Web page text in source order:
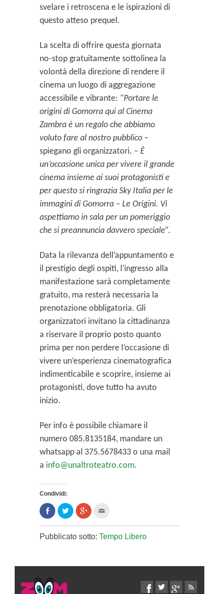
svelare i retroscena e le ispirazioni di
questo atteso prequel.
La scelta di offrire questa giornata
no-stop gratuitamente sottolinea la
volontà della direzione di rendere il
cinema un luogo di aggregazione
accessibile e vibrante: “Portare le
origini di Gomorra qui al Cinema
Zambra è un regalo che abbiamo
voluto fare al nostro pubblico–
spiegano gli organizzatori. – È
un’occasione unica per vivere il grande
cinema insieme ai suoi protagonisti e
per questo si ringrazia Sky Italia per le
immagini di Gomorra – Le Origini. Vi
aspettiamo in sala per un pomeriggio
che si preannuncia davvero speciale”.
Data la rilevanza dell’appuntamento e
il prestigio degli ospiti, l’ingresso alla
manifestazione sarà completamente
gratuito, ma resterà necessaria la
prenotazione obbligatoria. Gli
organizzatori invitano la cittadinanza
a riservare il proprio posto quanto
prima per non perdere l’occasione di
vivere un’esperienza cinematografica
indimenticabile e scoprire, insieme ai
protagonisti, dove tutto ha avuto
inizio.
Per info è possibile chiamare il
numero 085.8135184, mandare un
whatsapp al 375.5678433 o una mail
a info@unaltroteatro.com.
Condividi:
Condividi
su
(Si
apre
in
Clicca
per
su
Twitter
(Si
finestra)
Clicca
per
su
Google+
(Si
finestra)
l'articolo
via
mail
apre
Pubblicato sotto: Tempo Libero